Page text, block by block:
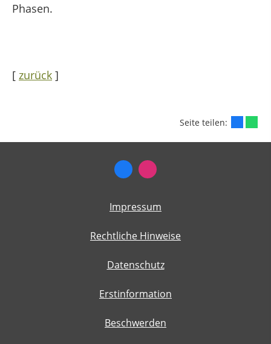
Phasen.
[ zurück ]
Seite teilen:
Impressum
Rechtliche Hinweise
Datenschutz
Erstinformation
Beschwerden